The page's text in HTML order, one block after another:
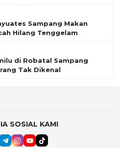
Sampang Makan
Hilang Tenggelam
di Robatal Sampang
Tak Dikenal
SOSIAL KAMI